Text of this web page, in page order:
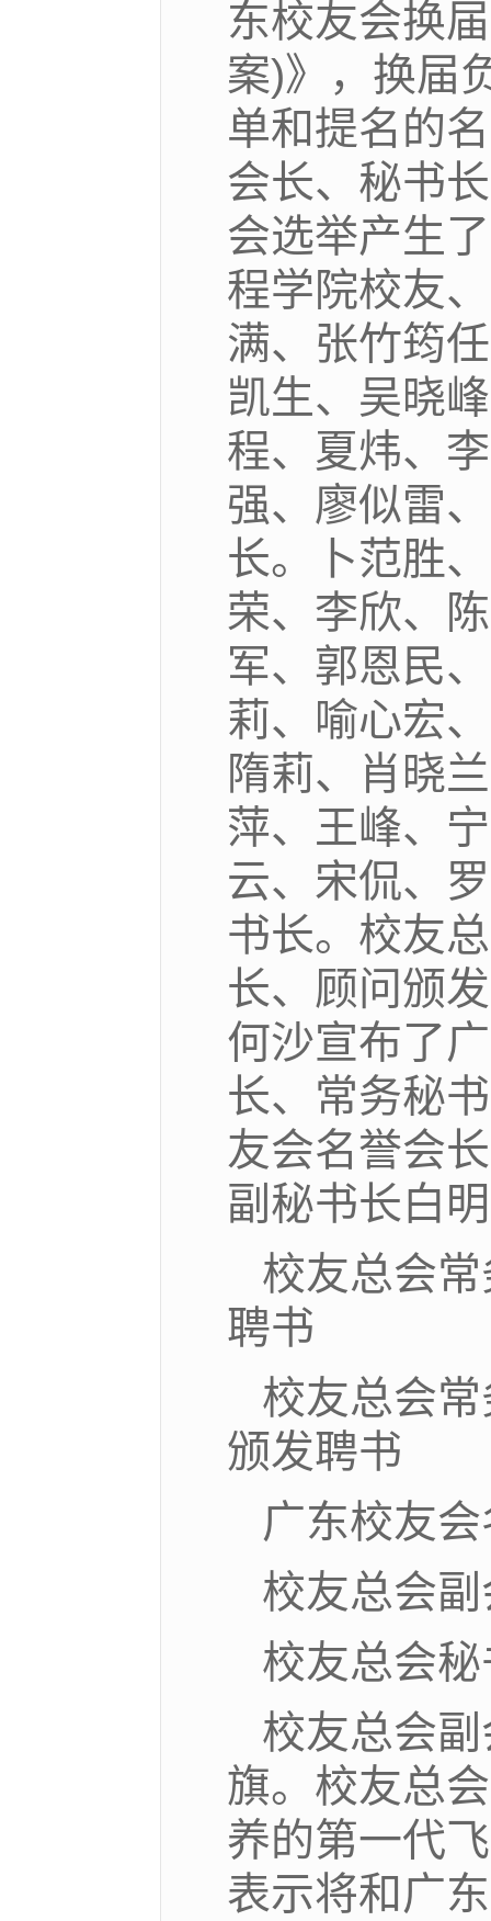
东校友会换
案)》，换届
单和提名的
会长、秘书
会选举产生
程学院校友
满、张竹筠
凯生、吴晓
程、夏炜、
强、廖似雷
长。卜范胜
荣、李欣、
军、郭恩民
莉、喻心宏
隋莉、肖晓
萍、王峰、
云、宋侃、
书长。校友
长、顾问颁
何沙宣布了
长、常务秘
友会名誉会
副秘书长白
校友总会
聘书
校友总会
颁发聘书
广东校友
校友总会
校友总会
校友总会
旗。校友总
养的第一代
表示将和广